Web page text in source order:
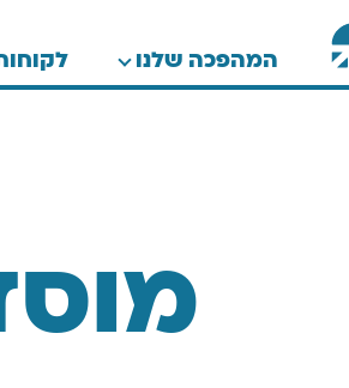
המהפכה שלנו